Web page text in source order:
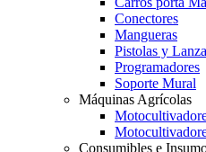
Conectores
Mangueras
Pistolas y
Programadores
Soporte Mural
Máquinas Agrícolas
Consumibles e